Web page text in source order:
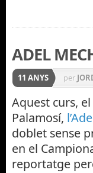
ADEL
11 ANYS per
Aquest curs,
Palamosí,
doblet sense
en el
reportatge